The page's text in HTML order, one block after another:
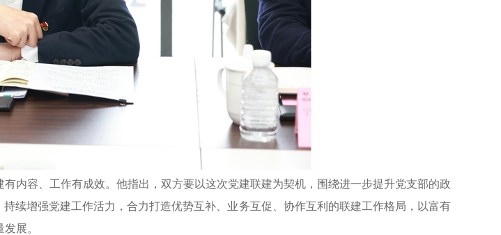
内容、工作有成效。他指出，双方要以这次党建联建为契机，围绕进一步提升党支部的政
续增强党建工作活力，合力打造优势互补、业务互促、协作互利的联建工作格局，以富有
展。